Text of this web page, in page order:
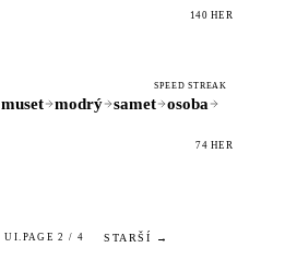
140 HER
SPEED STREAK
muset modrý samet
osoba
74 HER
UI.PAGE 2 / 4 STARŠÍ →